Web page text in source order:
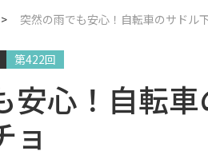
> 突然の雨でも安心！自転車のサドル
第422回
安心！自転
ョ